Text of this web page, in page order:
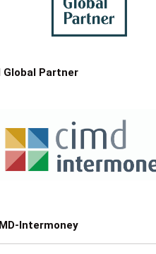
Global Partner
Intermoney